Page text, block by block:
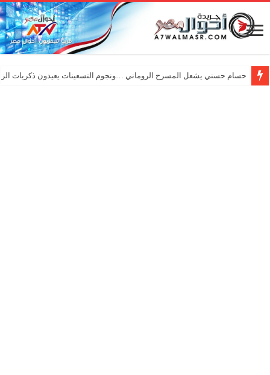
حسام حسني يشعل المسرح الروماني …ونجوم التسعينات يعيدون ذكريات
بالصور| تحت شعار 92عامًا من العطاء… “خريجي الإعلام” و “إعلام القاهرة” يحتفلان بـ”عيد الإعلاميين”